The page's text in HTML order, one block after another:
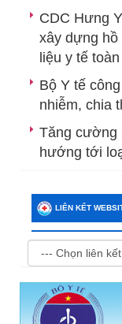
CDC Hưng
xây dựng
liệu y tế
Bộ Y tế
nhiễm, chia
Tăng cường
hướng tới
LIÊN KẾT